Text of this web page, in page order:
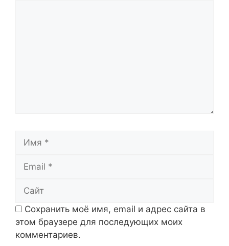
Сохранить моё имя, email и адрес сайта в
этом браузере для последующих моих
комментариев.